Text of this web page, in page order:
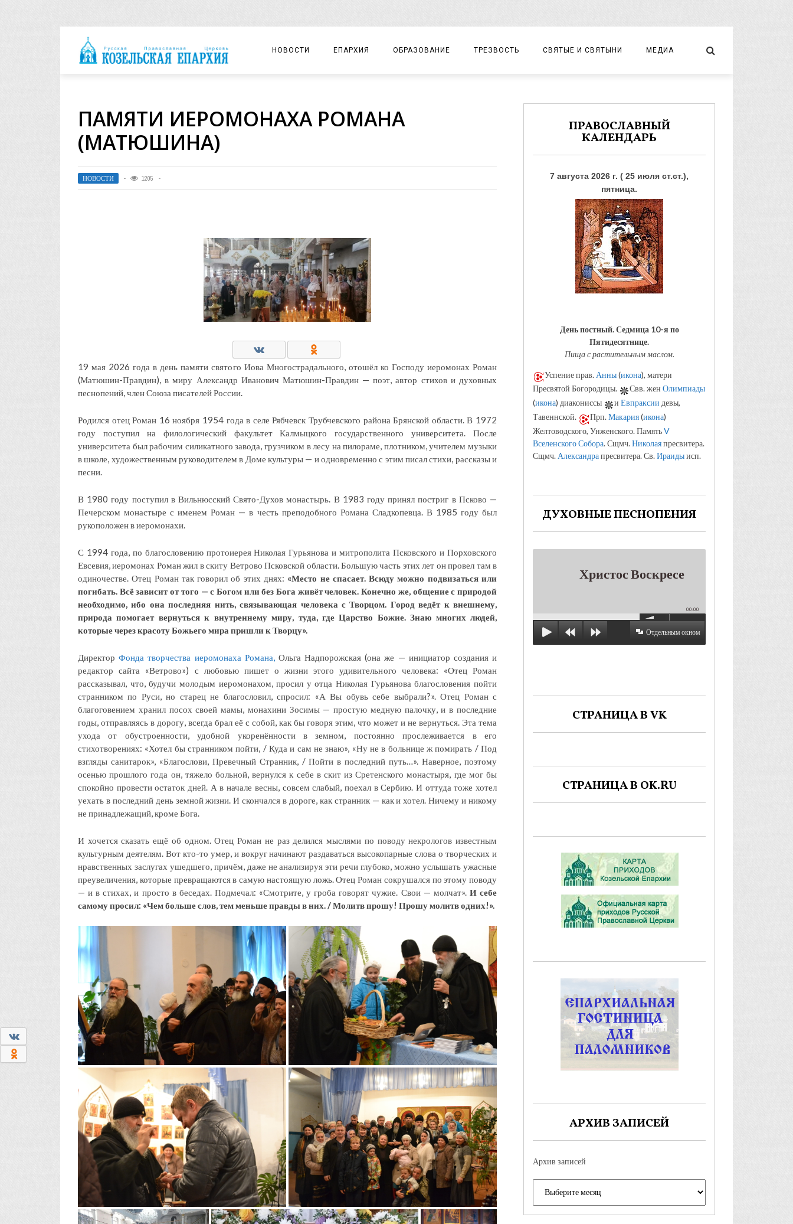
НОВОСТИ ЕПАРХИЯ
ЕПАРХИАЛЬНОЕ УПРАВЛЕНИЕ
ЕПАРХИАЛЬНЫЕ ОТДЕЛЫ
ДУХОВЕНСТВО
ХРАМЫ И МОНАСТЫРИ
МАТЕРИАЛЫ
КОНТАКТЫ/РЕКВИЗИТЫ
ОБРАЗОВАНИЕ
ЦЕНТР «ВОЗРОЖДЕНИЕ»
ТРЕЗВОСТЬ СВЯТЫЕ И СВЯТЫНИ МЕДИА
ФОТО
ПАМЯТИ ИЕРОМОНАХА РОМАНА
(МАТЮШИНА)
НОВОСТИ 1205
19 мая 2026 года в день памяти святого Иова Многострадального, отошёл ко Господу иеромонах Роман
(Матюшин-Правдин), в миру Александр Иванович Матюшин-Правдин — поэт, автор стихов и духовных
песнопений, член Союза писателей России.
Родился отец Роман 16 ноября 1954 года в селе Рябчевск Трубчевского района Брянской области. В 1972
году поступил на филологический факультет Калмыцкого государственного университета. После
университета был рабочим силикатного завода, грузчиком в лесу на пилораме, плотником, учителем музыки
в школе, художественным руководителем в Доме культуры — и одновременно с этим писал стихи, рассказы и
песни.
В 1980 году поступил в Вильнюсский Свято-Духов монастырь. В 1983 году принял постриг в Псково —
Печерском монастыре с именем Роман — в честь преподобного Романа Сладкопевца. В 1985 году был
рукоположен в иеромонахи.
С 1994 года, по благословению протоиерея Николая Гурьянова и митрополита Псковского и Порховского
Евсевия, иеромонах Роман жил в скиту Ветрово Псковской области. Большую часть этих лет он провел там в
одиночестве. Отец Роман так говорил об этих днях: «Место не спасает. Всюду можно подвизаться или
погибать. Всё зависит от того — с Богом или без Бога живёт человек. Конечно же, общение с природой
необходимо, ибо она последняя нить, связывающая человека с Творцом. Город ведёт к внешнему,
природа помогает вернуться к внутреннему миру, туда, где Царство Божие. Знаю многих людей,
которые через красоту Божьего мира пришли к Творцу».
ДиректорФонда творчества иеромонаха Романа, Ольга Надпорожская (она же — инициатор создания и
редактор сайта «Ветрово») с любовью пишет о жизни этого удивительного человека: «Отец Роман
рассказывал, что, будучи молодым иеромонахом, просил у отца Николая Гурьянова благословения пойти
странником по Руси, но старец не благословил, спросил: «А Вы обувь себе выбрали?». Отец Роман с
благоговением хранил посох своей мамы, монахини Зосимы — простую медную палочку, и в последние
годы, отправляясь в дорогу, всегда брал её с собой, как бы говоря этим, что может и не вернуться. Эта тема
ухода от обустроенности, удобной укоренённости в земном, постоянно прослеживается в его
стихотворениях: «Хотел бы странником пойти, / Куда и сам не знаю», «Ну не в больнице ж помирать / Под
взгляды санитарок», «Благослови, Превечный Странник, / Пойти в последний путь…». Наверное, поэтому
осенью прошлого года он, тяжело больной, вернулся к себе в скит из Сретенского монастыря, где мог бы
спокойно провести остаток дней. А в начале весны, совсем слабый, поехал в Сербию. И оттуда тоже хотел
уехать в последний день земной жизни. И скончался в дороге, как странник — как и хотел. Ничему и никому
не принадлежащий, кроме Бога.
И хочется сказать ещё об одном. Отец Роман не раз делился мыслями по поводу некрологов известным
культурным деятелям. Вот кто-то умер, и вокруг начинают раздаваться высокопарные слова о творческих и
нравственных заслугах ушедшего, причём, даже не анализируя эти речи глубоко, можно услышать ужасные
преувеличения, которые превращаются в самую настоящую ложь. Отец Роман сокрушался по этому поводу
— и в стихах, и просто в беседах. Подмечал: «Смотрите, у гроба говорят чужие. Свои — молчат». И себе
самому просил: «Чем больше слов, тем меньше правды в них. / Молитв прошу! Прошу молитв одних!».
ПРАВОСЛАВНЫЙ
КАЛЕНДАРЬ
7 августа 2026 г. ( 25 июля ст.ст.),
пятница.
День постный.Седмица 10-я по
Пятидесятнице.
Пища с растительным маслом.
Успение прав. Анны(икона), матери
Пресвятой Богородицы.
Свв. жен Олимпиады
(икона) диакониссы и Евпраксии девы,
Тавеннской.
Прп.Макария(икона)
Желтоводского, Унженского. ПамятьV
Вселенского Собора. Сщмч.Николаяпресвитера.
Сщмч. Александрапресвитера. Св.Ираидыисп.
ДУХОВНЫЕ ПЕСНОПЕНИЯ
Христос Воскресе
00:00
Отдельным окном
СТРАНИЦА В VK
СТРАНИЦА В OK.RU
АРХИВ ЗАПИСЕЙ
Архив записей